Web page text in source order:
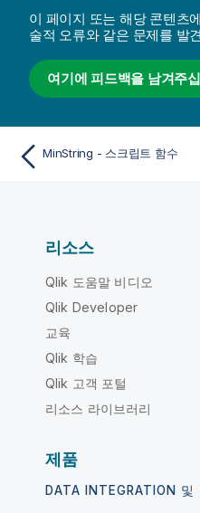
이 페이지 또는 해당 콘텐츠
술적 오류와 같은 문제를 발
여기에 피드백을 남겨주
MinString - 스크립트 함수
리소스
Qlik 도움말 비디오
Qlik Developer
교육
Qlik 학습
Qlik 고객 포털
리소스 라이브러리
제품
DATA INTEGRATION 및